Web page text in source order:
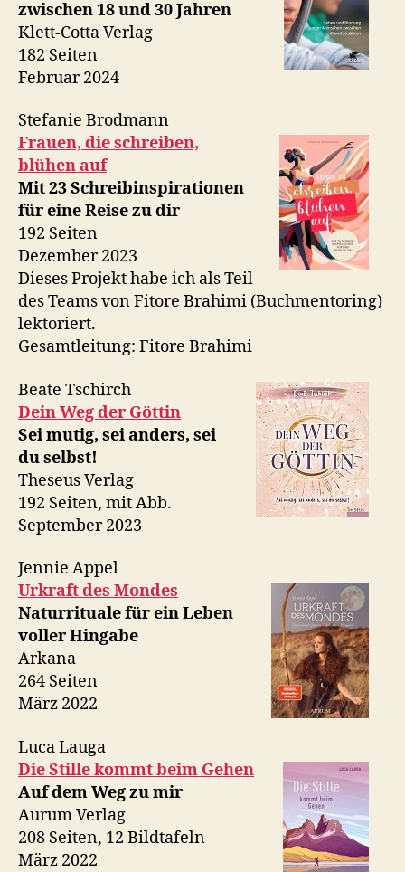
zwischen 18 und 30 Jahren
Klett-Cotta Verlag
182 Seiten
Februar 2024
Stefanie Brodmann
Frauen, die schreiben,
blühen auf
Mit 23 Schreibinspirationen
für eine Reise zu dir
192 Seiten
Dezember 2023
Dieses Projekt habe ich als Teil
des Teams von Fitore Brahimi (Buchmentoring)
lektoriert.
Gesamtleitung: Fitore Brahimi
Beate Tschirch
Dein Weg der Göttin
Sei mutig, sei anders, sei
du selbst!
Theseus Verlag
192 Seiten, mit Abb.
September 2023
Jennie Appel
Urkraft des Mondes
Naturrituale für ein Leben
voller Hingabe
Arkana
264 Seiten
März 2022
Luca Lauga
Die Stille kommt beim Gehen
Auf dem Weg zu mir
Aurum Verlag
208 Seiten, 12 Bildtafeln
März 2022